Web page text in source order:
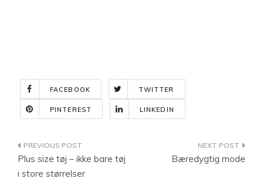
FACEBOOK TWITTER
PINTEREST LINKEDIN
Indlægsnavigation
Plus size tøj – ikke bare tøj
i store størrelser
Bæredygtig mode